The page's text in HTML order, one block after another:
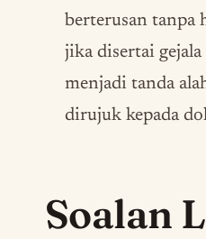
berterusan tanpa
jika disertai
menjadi tanda
dirujuk kepada
Soalan